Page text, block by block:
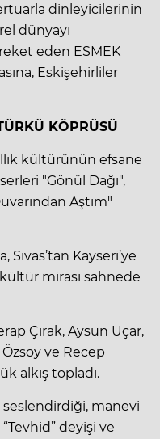
dinleyicilerinin
dünyayı
eden ESMEK
Eskişehirliler
KÖPRÜSÜ
kültürünün efsane
"Gönül Dağı",
Aştım"
Sivas’tan Kayseri’ye
mirası sahnede
Çırak, Aysun Uçar,
ve Recep
alkış topladı.
seslendirdiği, manevi
deyişi ve